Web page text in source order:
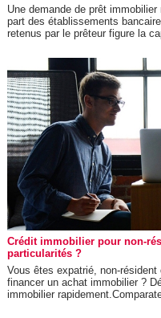
Une demande de prêt
part des établissements
retenus par le prêteur figure la
Crédit immobilier pour non-
particularités ?
Vous êtes expatrié, non-
financer un achat immobilier ?
immobilier